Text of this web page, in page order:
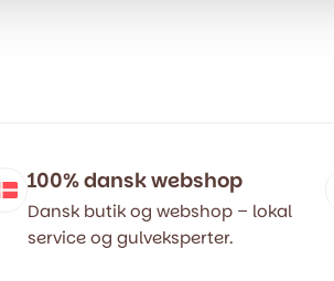
100% dansk webshop
Dansk butik og webshop – lokal
service og gulveksperter.